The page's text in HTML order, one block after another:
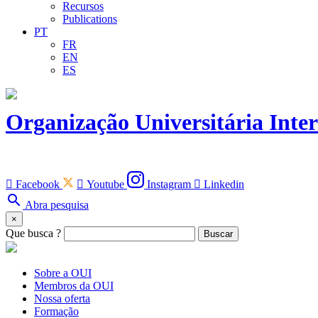
Recursos
Publications
PT
FR
EN
ES
Organização Universitária
 Facebook  Youtube Instagram  Linkedin
search Abra pesquisa
×
Que busca ? Buscar
Sobre a OUI
Membros da OUI
Nossa oferta
Formação